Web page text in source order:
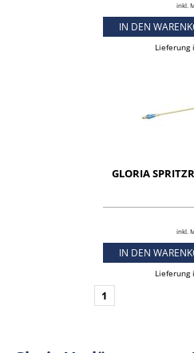
inkl.
IN DEN
Lieferung
GLORIA
inkl.
IN DEN
Lieferung
1